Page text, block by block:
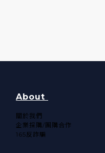
About
關於我們​
企業採購/團購合作
165反詐騙